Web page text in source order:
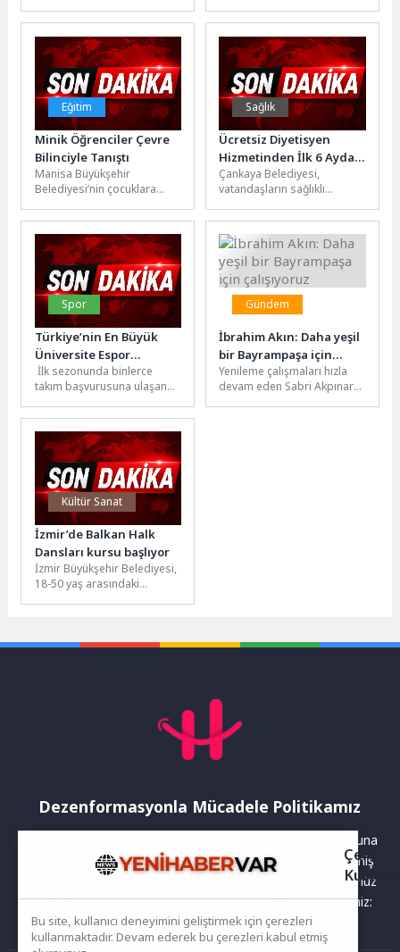
daha gündeme geldi....
üstyapı çalışmaları
kapsamında Ali Çetinkaya...
Eğitim
Minik Öğrenciler Çevre
Bilinciyle Tanıştı
Manisa Büyükşehir
Belediyesi’nin çocuklara
amacıyla hayata geçirdiği
“Doğa Dedektifleri İş
Başında” eğitim...
Sağlık
Ücretsiz Diyetisyen
Hizmetinden İlk 6 Ayda
291 Kişi Faydalandı
Çankaya Belediyesi,
vatandaşların sağlıklı
kolaylaştırmak amacıyla
önemli bir hizmeti daha
hayata geçirdi. Belediye,...
Spor
Türkiye’nin En Büyük
Üniversite Espor
Turnuvası PMCC Sezon 2
Başlıyor
İlk sezonunda binlerce
takım başvurusuna ulaşan
daha geniş bir katılım ve
daha...
Gündem
İbrahim Akın: Daha yeşil
bir Bayrampaşa için
çalışıyoruz
Yenileme çalışmaları hızla
devam eden Sabri Akpınar
Kültür Sanat
İzmir’de Balkan Halk
Dansları kursu başlıyor
İzmir Büyükşehir Belediyesi,
18-50 yaş arasındaki
Dezenformasyonla Mücadele Politikamız
Yayınlanan haberler doğruluk ilkesi gözetilerek hazırlanır. Buna
rağmen bazı içeriklerde eksik, hatalı veya güncelliğini yitirmiş
bilgiler bulunabilir.Yanlış veya yanıltıcı olduğunu düşündüğünüz
haberleri aşağıdaki iletişim kanallarından bize bildirebilirsiniz:
Çerez
Bu site, kullanıcı deneyimini geliştirmek için çerezleri
kullanmaktadır. Devam ederek bu çerezleri kabul etmiş